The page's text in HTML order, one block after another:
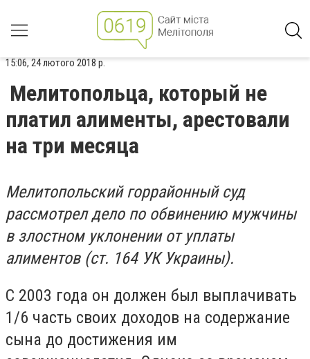
15:06, 24 лютого 2018 р.
Мелитопольца, который не
платил алименты, арестовали
на три месяца
Мелитопольский горрайонный суд
рассмотрел дело по обвинению мужчины
в злостном уклонении от уплаты
алиментов (ст. 164 УК Украины).
С 2003 года он должен был выплачивать
1/6 часть своих доходов на содержание
сына до достижения им